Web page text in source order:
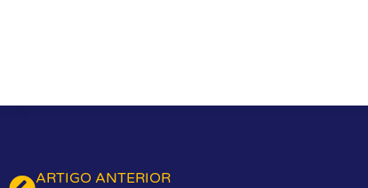
ARTIGO ANTERIOR